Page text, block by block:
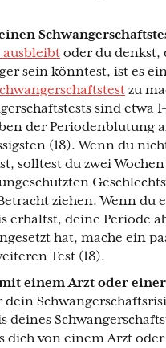
ausbleibt oder du denkst,
sein könntest, ist es
zu
sind etwa
der Periodenblutung
(18). Wenn du
solltest du zwei
ziehen. Wenn du
erhältst, deine Periode
hat, mache ein
Test (18).
einem Arzt oder
dein
deines
dich von einem Arzt